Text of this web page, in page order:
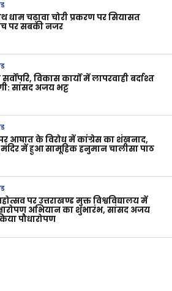
धाम चढ़ावा चोरी प्रकरण पर सियासत
पर सबकी नजर
विकास कार्यों में लापरवाही बर्दाश्त
सांसद अजय भट्ट
आघात के विरोध में कांग्रेस का शंखनाद,
में हुआ सामूहिक हनुमान चालीसा पाठ
पर उत्तराखण्ड मुक्त विश्वविद्यालय में
अभियान का शुभारंभ, सांसद अजय
पौधारोपण